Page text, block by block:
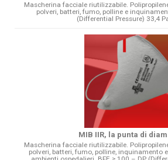
Mascherina facciale riutilizzabile.
polveri, batteri, fumo, polline e
(Differential Pressure) 33,4
MIB IIR, la punta di
Mascherina facciale riutilizzabile.
polveri, batteri, fumo, polline,